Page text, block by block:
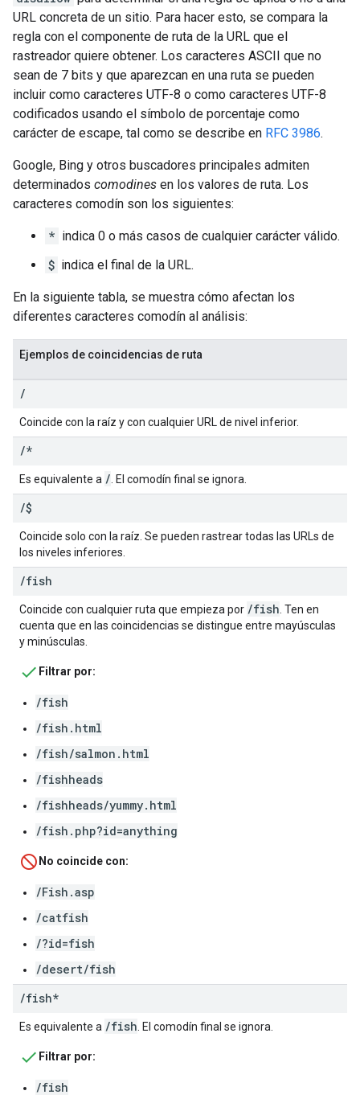
URL concreta de un sitio. Para hacer esto, se compara la
regla con el componente de ruta de la URL que el
rastreador quiere obtener. Los caracteres ASCII que no
sean de 7 bits y que aparezcan en una ruta se pueden
incluir como caracteres UTF-8 o como caracteres UTF-8
codificados usando el símbolo de porcentaje como
carácter de escape, tal como se describe en RFC 3986.
Google, Bing y otros buscadores principales admiten
determinados comodines en los valores de ruta. Los
caracteres comodín son los siguientes:
* indica 0 o más casos de cualquier carácter válido.
$ indica el final de la URL.
En la siguiente tabla, se muestra cómo afectan los
diferentes caracteres comodín al análisis:
Ejemplos de coincidencias de ruta
/
Coincide con la raíz y con cualquier URL de nivel inferior.
/*
Es equivalente a / . El comodín final se ignora.
/$
Coincide solo con la raíz. Se pueden rastrear todas las URLs de
los niveles inferiores.
/fish
Coincide con cualquier ruta que empieza por /fish . Ten en
cuenta que en las coincidencias se distingue entre mayúsculas
y minúsculas.
Filtrar por:
/fish
/fish.html
/fish/salmon.html
/fishheads
/fishheads/yummy.html
/fish.php?id=anything
No coincide con:
/Fish.asp
/catfish
/?id=fish
/desert/fish
/fish*
Es equivalente a /fish . El comodín final se ignora.
Filtrar por:
/fish